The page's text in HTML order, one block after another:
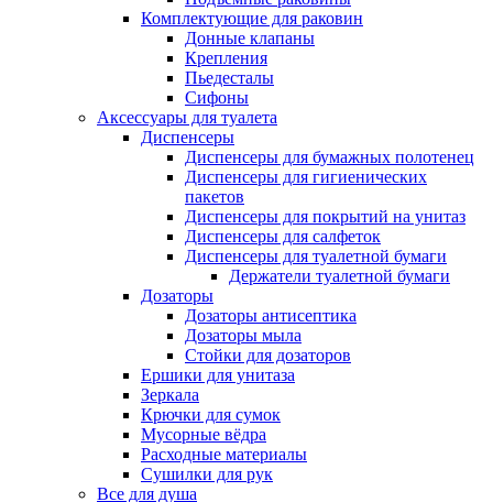
Комплектующие для раковин
Донные клапаны
Крепления
Пьедесталы
Сифоны
Аксессуары для туалета
Диспенсеры
Диспенсеры для бумажных полотенец
Диспенсеры для гигиенических
пакетов
Диспенсеры для покрытий на унитаз
Диспенсеры для салфеток
Диспенсеры для туалетной бумаги
Держатели туалетной бумаги
Дозаторы
Дозаторы антисептика
Дозаторы мыла
Стойки для дозаторов
Ершики для унитаза
Зеркала
Крючки для сумок
Мусорные вёдра
Расходные материалы
Сушилки для рук
Все для душа